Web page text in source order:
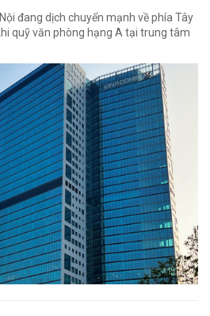
đang dịch chuyển mạnh về phía Tây
quỹ văn phòng hạng A tại trung tâm